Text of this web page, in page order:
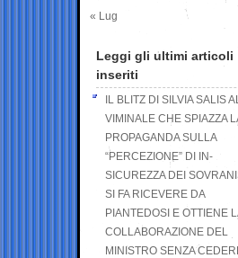
« Lug
Leggi gli ultimi articoli
inseriti
IL BLITZ DI SILVIA SALIS
VIMINALE CHE SPIAZZA
PROPAGANDA SULLA
“PERCEZIONE” DI IN-
SICUREZZA DEI
SI FA RICEVERE DA
PIANTEDOSI E OTTIENE
COLLABORAZIONE DEL
MINISTRO SENZA